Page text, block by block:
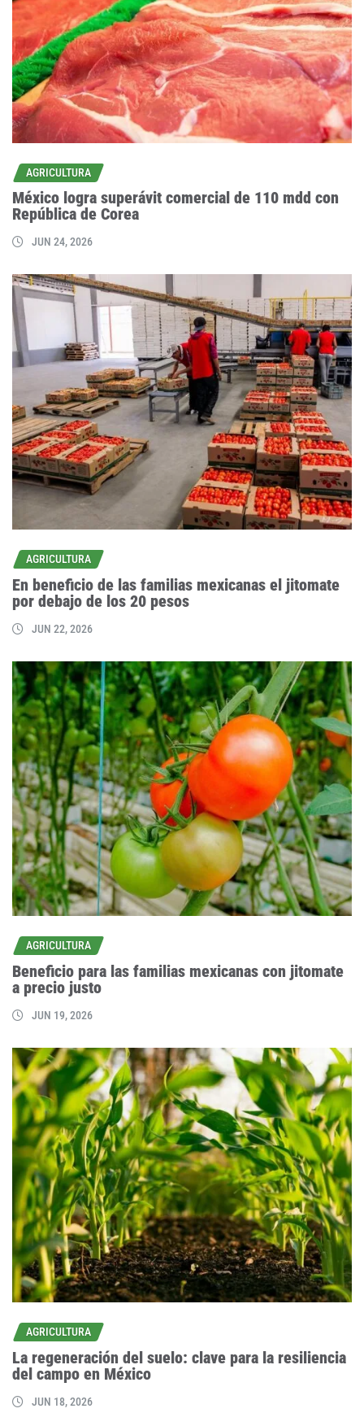
AGRICULTURA
México logra superávit comercial de 110 mdd con
República de Corea
JUN 24, 2026
AGRICULTURA
En beneficio de las familias mexicanas el jitomate
por debajo de los 20 pesos
JUN 22, 2026
AGRICULTURA
Beneficio para las familias mexicanas con jitomate
a precio justo
JUN 19, 2026
AGRICULTURA
La regeneración del suelo: clave para la resiliencia
del campo en México
JUN 18, 2026